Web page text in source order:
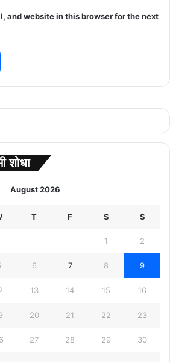
and website in this browser for the next
शोधा
August 2026
T F S S
1 2
6 7 8 9
13 14 15 16
20 21 22 23
27 28 29 30